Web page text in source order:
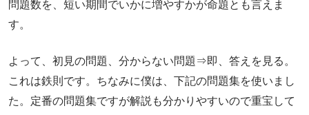
問題数を、短い期間でいかに増やすかが命題とも言えま
す。
よって、初見の問題、分からない問題⇒即、答えを見る。
これは鉄則です。ちなみに僕は、下記の問題集を使いまし
た。定番の問題集ですが解説も分かりやすいので重宝して